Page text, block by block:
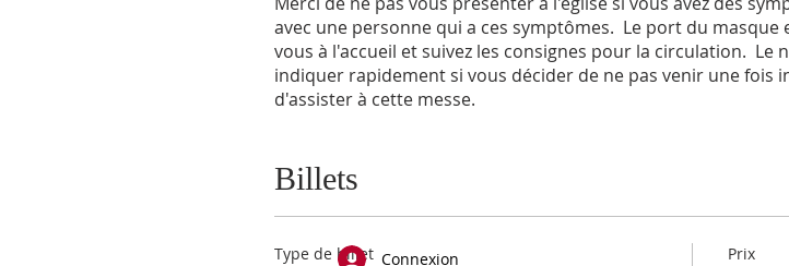
Connexion
avec une personne qui a ces symptômes. Le port du
vous à l'accueil et suivez les consignes pour la circulation.
indiquer rapidement si vous décider de ne pas venir une
d'assister à cette messe.
Billets
Type de billet Prix